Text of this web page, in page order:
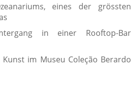
eines der grössten
in einer Rooftop-Bar
Kunst im Museu Coleção Berardo